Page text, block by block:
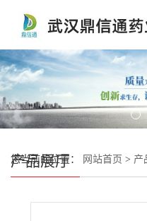
产品展厅
您当前的位置： 网站首页 > 产